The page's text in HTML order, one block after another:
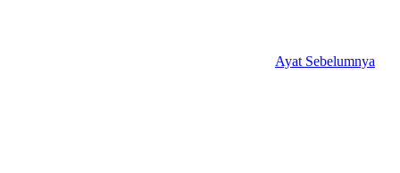
Ayat Sebelumnya